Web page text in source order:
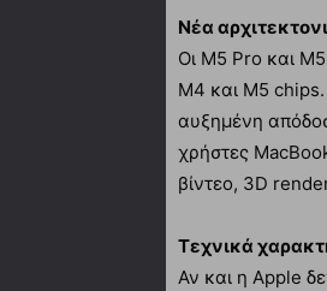
Νέα
Οι M5 Pro και
M4 και M5
αυξημένη
χρήστες
βίντεο, 3D
Τεχνικά
Αν και η Apple